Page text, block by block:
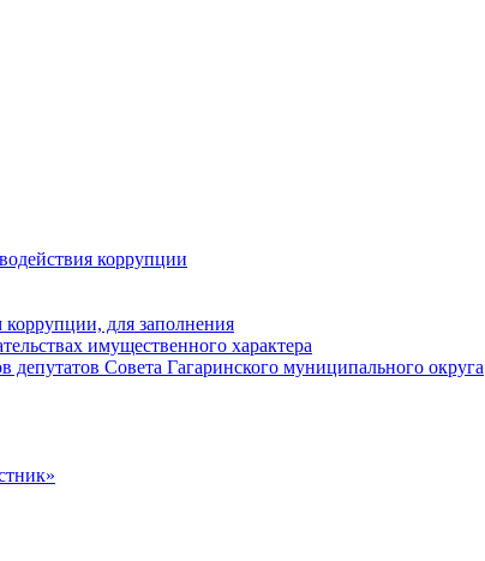
коррупции
для заполнения
имущественного характера
Совета Гагаринского муниципального округа